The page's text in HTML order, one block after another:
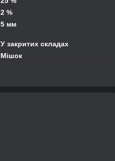
2 %
5 мм
У закритих складах
Мішок